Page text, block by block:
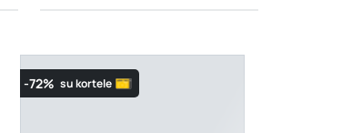
-72% su kortele